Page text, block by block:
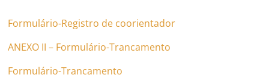
Formulário-Registro de coorientador
ANEXO II – Formulário-Trancamento
Formulário-Trancamento